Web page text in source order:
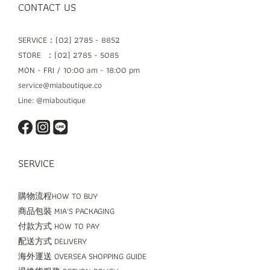
CONTACT US
SERVICE：(02) 2785 - 8852
STORE ：(02) 2785 - 5085
MON - FRI / 10:00 am - 18:00 pm
service@miaboutique.co
Line: @miaboutique
SERVICE
購物流程HOW TO BUY
商品包裝 MIA'S PACKAGING
付款方式 HOW TO PAY
配送方式 DELIVERY
海外運送 OVERSEA SHOPPING GUIDE